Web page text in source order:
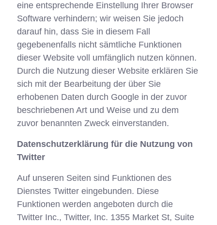
eine entsprechende Einstellung Ihrer Browser
Software verhindern; wir weisen Sie jedoch
darauf hin, dass Sie in diesem Fall
gegebenenfalls nicht sämtliche Funktionen
dieser Website voll umfänglich nutzen können.
Durch die Nutzung dieser Website erklären Sie
sich mit der Bearbeitung der über Sie
erhobenen Daten durch Google in der zuvor
beschriebenen Art und Weise und zu dem
zuvor benannten Zweck einverstanden.
Datenschutzerklärung für die Nutzung von
Twitter
Auf unseren Seiten sind Funktionen des
Dienstes Twitter eingebunden. Diese
Funktionen werden angeboten durch die
Twitter Inc., Twitter, Inc. 1355 Market St, Suite